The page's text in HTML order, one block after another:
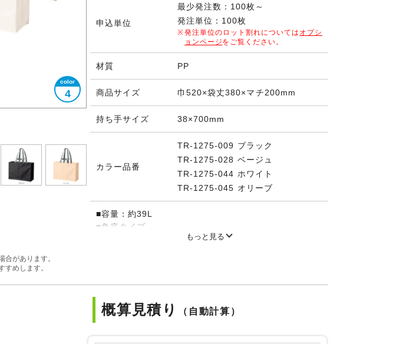
4
合があります。
すめします。
申込単位
最少発注数：100枚～
発注単位：100枚
発注単位のロット割れについては オプシ
ョンページをご覧ください。
材質 PP
商品サイズ 巾520×袋丈380×マチ200mm
持ち手サイズ 38×700mm
カラー品番
TR-1275-009 ブラック
TR-1275-028 ベージュ
TR-1275-044 ホワイト
TR-1275-045 オリーブ
■容量：約39L
■角底タイプ
■第三者認証取得の再生PPを使用
もっと見る
概算見積り （自動計算）